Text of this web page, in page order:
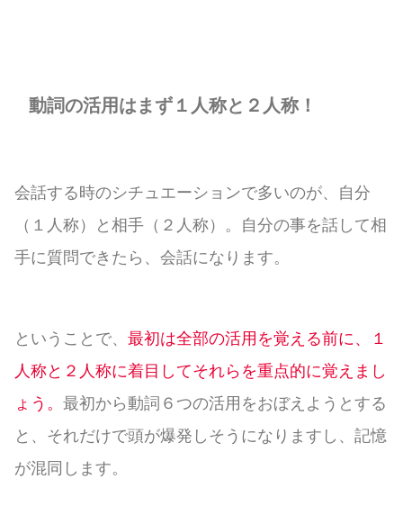
動詞の活用はまず１人称と２人称！
会話する時のシチュエーションで多いのが、自分
（１人称）と相手（２人称）。自分の事を話して相
手に質問できたら、会話になります。
ということで、 最初は全部の活用を覚える前に、１
人称と２人称に着目してそれらを重点的に覚えまし
ょう。 最初から動詞６つの活用をおぼえようとする
と、それだけで頭が爆発しそうになりますし、記憶
が混同します。